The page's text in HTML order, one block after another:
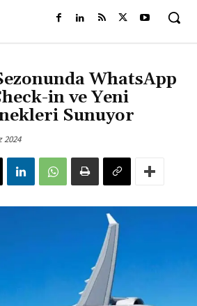
WhatsApp
in ve Yeni
Sunuyor
2024